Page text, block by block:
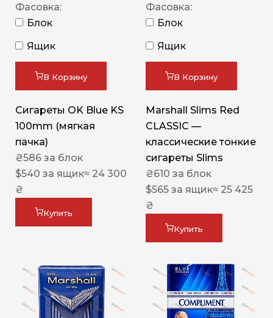
Фасовка:
Блок
Ящик
В Корзину
Сигареты OK Blue KS
100mm (мягкая
пачка)
₴586 за блок
$540 за ящик≈ 24 300
₴
Купить
Фасовка:
Блок
Ящик
В Корзину
Marshall Slims Red
CLASSIC —
классические тонкие
сигареты Slims
₴610 за блок
$565 за ящик≈ 25 425
₴
Купить